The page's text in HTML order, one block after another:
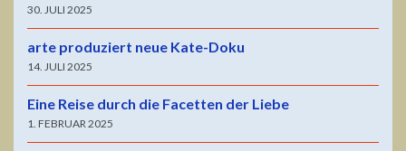
30. JULI 2025
arte produziert neue Kate-Doku
14. JULI 2025
Eine Reise durch die Facetten der Liebe
1. FEBRUAR 2025